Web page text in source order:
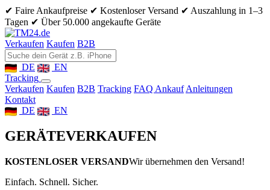
✔ Faire Ankaufpreise ✔ Kostenloser Versand ✔ Auszahlung in 1–3
Tagen ✔ Über 50.000 angekaufte Geräte
Verkaufen Kaufen B2B
DE
EN
Tracking
Verkaufen Kaufen B2B Tracking FAQ Ankauf Anleitungen
Kontakt
DE
EN
GERÄTEVERKAUFEN
KOSTENLOSER VERSANDWir übernehmen den Versand!
Einfach. Schnell. Sicher.